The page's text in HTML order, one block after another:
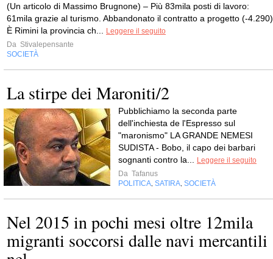
(Un articolo di Massimo Brugnone) – Più 83mila posti di lavoro:
61mila grazie al turismo. Abbandonato il contratto a progetto (-
È Rimini la provincia ch...
Leggere il seguito
Da Stivalepensante
SOCIETÀ
La stirpe dei Maroniti/2
Pubblichiamo la seconda parte
dell'inchiesta de l'Espresso sul
"maronismo" LA GRANDE NEMESI
SUDISTA - Bobo, il capo dei barbari
sognanti contro la...
Leggere il seguito
Da Tafanus
POLITICA SATIRA SOCIETÀ
Nel 2015 in pochi mesi oltre 12mila
migranti soccorsi dalle navi mercantili